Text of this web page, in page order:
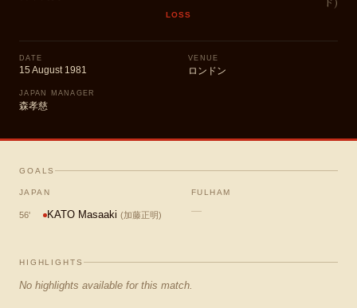
LOSS
DATE
15 August 1981
VENUE
ロンドン
JAPAN MANAGER
森孝慈
GOALS
JAPAN
56' KATO Masaaki (加藤正明)
FULHAM
—
HIGHLIGHTS
No highlights available for this match.